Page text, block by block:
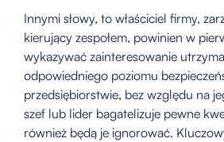
Innymi słowy, to właściciel firmy,
kierujący zespołem, powinien w
wykazywać zainteresowanie
odpowiedniego poziomu
przedsiębiorstwie, bez względu na
szef lub lider bagatelizuje pewne
również będą je ignorować.